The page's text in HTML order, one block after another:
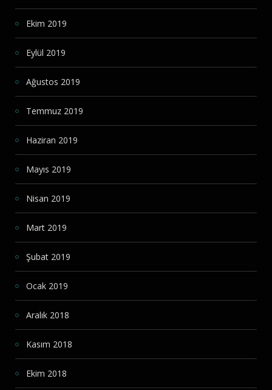
Ekim 2019
Eylül 2019
Ağustos 2019
Temmuz 2019
Haziran 2019
Mayıs 2019
Nisan 2019
Mart 2019
Şubat 2019
Ocak 2019
Aralık 2018
Kasım 2018
Ekim 2018